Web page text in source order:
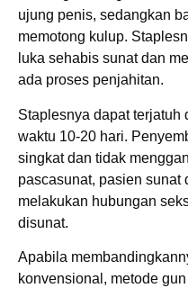
ujung penis, sedangkan
memotong kulup.
luka sehabis sunat dan
ada proses penjahitan.
Staplesnya dapat
waktu 10-20 hari.
singkat dan tidak
pascasunat, pasien sunat
melakukan hubungan
disunat.
Apabila
konvensional, metode